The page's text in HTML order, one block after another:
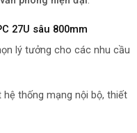
27U sâu 800mm
lý tưởng cho các nhu cầu
hệ thống mạng nội bộ, thiết